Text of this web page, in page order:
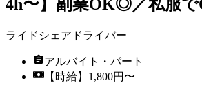
4h〜】副業OK◎／私服
ライドシェアドライバー
アルバイト・パート
【時給】1,800円〜